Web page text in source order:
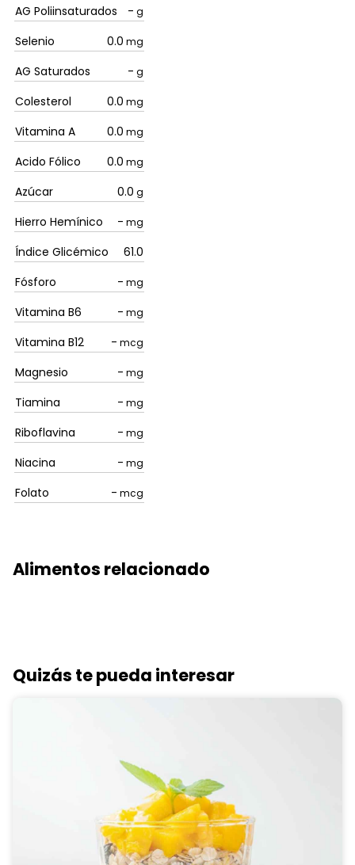
AG Poliinsaturados
- g
Selenio 0.0 mg
AG Saturados - g
Colesterol 0.0 mg
Vitamina A 0.0 mg
Acido Fólico 0.0 mg
Azúcar 0.0 g
Hierro Hemínico - mg
Índice Glicémico
61.0
Fósforo
- mg
Vitamina B6 - mg
Vitamina B12 - mcg
Magnesio - mg
Tiamina - mg
Riboflavina - mg
Niacina - mg
Folato - mcg
Alimentos relacionado
Quizás te pueda interesar